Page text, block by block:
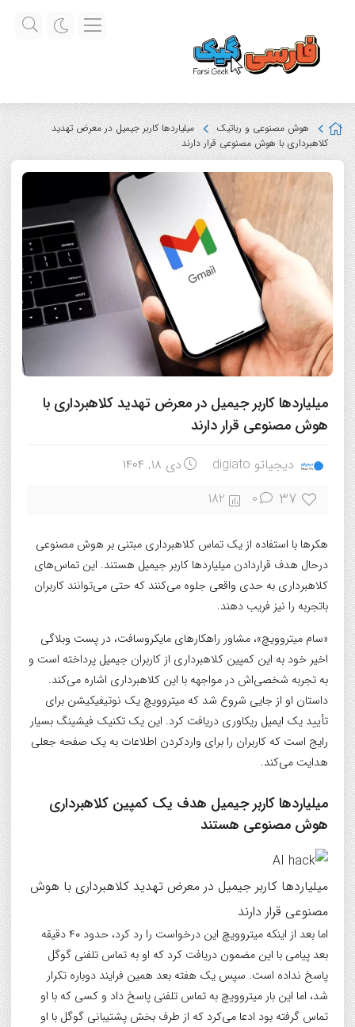
هوش مصنوعی و رباتیک
میلیاردها کاربر جیمیل در معرض تهدید
کلاهبرداری با هوش مصنوعی قرار دارند
میلیاردها کاربر جیمیل در معرض تهدید کلاهبرداری با
هوش مصنوعی قرار دارند
دیجیاتو digiato دی ۱۸, ۱۴۰۴
37
0
182
هکرها با استفاده از یک تماس کلاهبرداری مبتنی بر هوش مصنوعی
درحال هدف قراردادن میلیاردها کاربر جیمیل هستند. این تماس‌های
کلاهبرداری به حدی واقعی جلوه می‌کنند که حتی می‌توانند کاربران
باتجربه را نیز فریب دهند.
«سام میتروویچ»، مشاور راهکارهای مایکروسافت، در پست وبلاگی
اخیر خود به این کمپین کلاهبرداری از کاربران جیمیل پرداخته است و
به تجربه شخصی‌اش در مواجهه با این کلاهبرداری اشاره می‌کند.
داستان او از جایی شروع شد که میتروویچ یک نوتیفیکیشن برای
تأیید یک ایمیل ریکاوری دریافت کرد. این یک تکنیک فیشینگ بسیار
رایج است که کاربران را برای واردکردن اطلاعات به یک صفحه جعلی
هدایت می‌کند.
میلیاردها کاربر جیمیل هدف یک کمپین کلاهبرداری
هوش مصنوعی هستند
میلیاردها کاربر جیمیل در معرض تهدید کلاهبرداری با هوش
مصنوعی قرار دارند
اما بعد از اینکه میتروویچ این درخواست را رد کرد، حدود ۴۰ دقیقه
بعد پیامی با این مضمون دریافت کرد که او به تماس تلفنی گوگل
پاسخ نداده است. سپس یک هفته بعد همین فرایند دوباره تکرار
شد، اما این بار میتروویچ به تماس تلفنی پاسخ داد و کسی که با او
تماس گرفته بود ادعا می‌کرد که از طرف بخش پشتیبانی گوگل با او